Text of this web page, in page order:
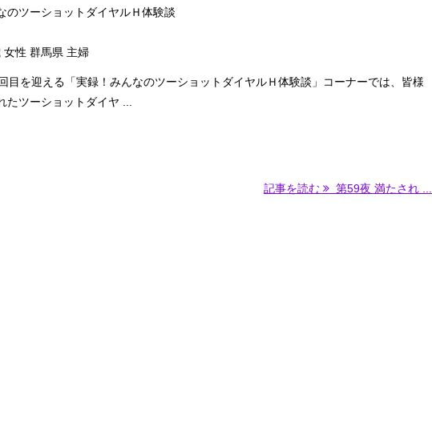
のツーショットダイヤルＨ体験談
女性 群馬県 主婦
目を迎える「実録！みんなのツーショットダイヤルＨ体験談」コーナーでは、皆様
たツーショットダイヤ ...
記事を読む 第59夜 満たされ ...